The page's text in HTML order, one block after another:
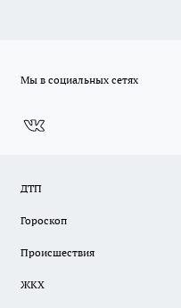
Мы в социальных сетях
ДТП
Гороскоп
Происшествия
ЖКХ